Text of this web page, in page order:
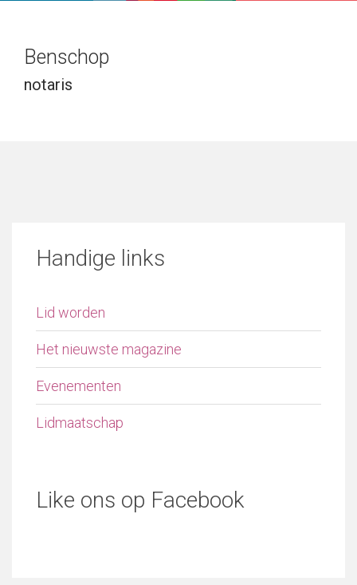
Benschop
notaris
Handige links
Lid worden
Het nieuwste magazine
Evenementen
Lidmaatschap
Like ons op Facebook